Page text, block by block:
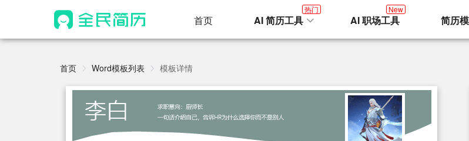
首页 AI 简历工具
热门
AI 职场工具
New
简历
首页 Word模板列表 模板详情